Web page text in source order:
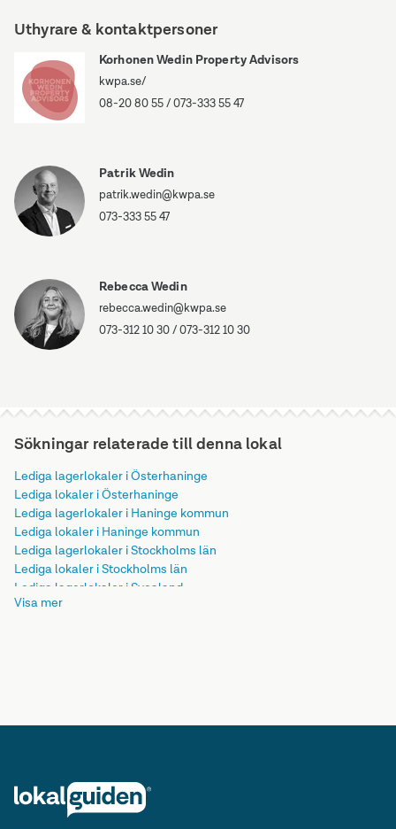
Uthyrare & kontaktpersoner
Korhonen Wedin Property Advisors
kwpa.se/
08-20 80 55/073-333 55 47
Patrik Wedin
patrik.wedin@kwpa.se
073-333 55 47
Rebecca Wedin
rebecca.wedin@kwpa.se
073-312 10 30/073-312 10 30
Sökningar relaterade till denna lokal
Lediga lagerlokaler i Österhaninge
Lediga lokaler i Österhaninge
Lediga lagerlokaler i Haninge kommun
Lediga lokaler i Haninge kommun
Lediga lagerlokaler i Stockholms län
Lediga lokaler i Stockholms län
Lediga lagerlokaler i Svealand
Lediga lokaler i Svealand
Visa mer